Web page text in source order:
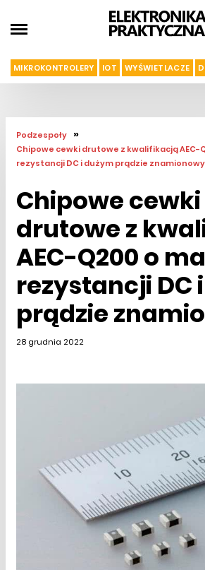
MIKROKONTROLERY IOT WYŚWIETLACZE
Podzespoły »
Chipowe cewki drutowe z kwalifikacją AEC-
rezystancji DC i dużym prądzie
Chipowe cewki
drutowe z
AEC-Q200 o
rezystancji DC
prądzie
28 grudnia 2022